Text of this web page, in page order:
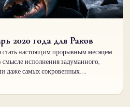
2020 года для Раков
стать настоящим прорывным месяцем
исполнения задуманного,
даже самых сокровенных…